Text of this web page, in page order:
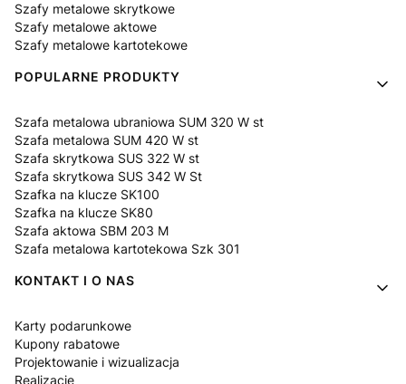
Szafy metalowe skrytkowe
Szafy metalowe aktowe
Szafy metalowe kartotekowe
POPULARNE PRODUKTY
Szafa metalowa ubraniowa SUM 320 W st
Szafa metalowa SUM 420 W st
Szafa skrytkowa SUS 322 W st
Szafa skrytkowa SUS 342 W St
Szafka na klucze SK100
Szafka na klucze SK80
Szafa aktowa SBM 203 M
Szafa metalowa kartotekowa Szk 301
KONTAKT I O NAS
Karty podarunkowe
Kupony rabatowe
Projektowanie i wizualizacja
Realizacje